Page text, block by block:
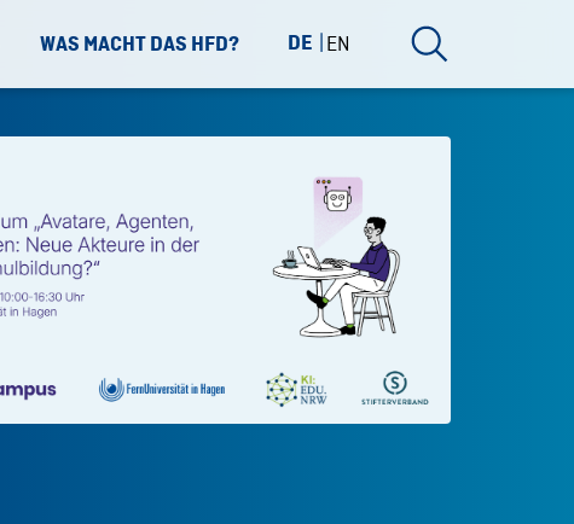
WAS MACHT DAS HFD? DE EN